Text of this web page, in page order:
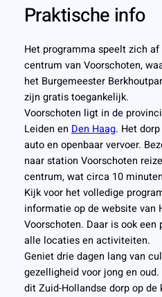
Praktische info
Het programma speelt zich
centrum van Voorschoten,
het Burgemeester
zijn gratis toegankelijk.
Voorschoten ligt in de
Leiden en Den Haag. Het
auto en openbaar vervoer.
naar station Voorschoten
centrum, wat circa 10
Kijk voor het volledige
informatie op de website van
Voorschoten. Daar is ook
alle locaties en activiteiten.
Geniet drie dagen lang van
gezelligheid voor jong en
dit Zuid-Hollandse dorp op de